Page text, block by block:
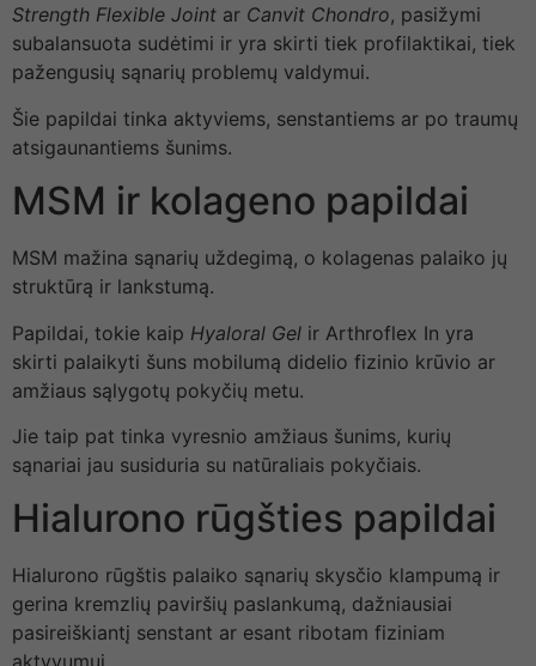
Strength Flexible Joint ar Canvit Chondro, pasižymi
subalansuota sudėtimi ir yra skirti tiek profilaktikai, tiek
pažengusių sąnarių problemų valdymui.
Šie papildai tinka aktyviems, senstantiems ar po traumų
atsigaunantiems šunims.
MSM ir kolageno papildai
MSM mažina sąnarių uždegimą, o kolagenas palaiko jų
struktūrą ir lankstumą.
Papildai, tokie kaip Hyaloral Gel ir Arthroflex In yra
skirti palaikyti šuns mobilumą didelio fizinio krūvio ar
amžiaus sąlygotų pokyčių metu.
Jie taip pat tinka vyresnio amžiaus šunims, kurių
sąnariai jau susiduria su natūraliais pokyčiais.
Hialurono rūgšties papildai
Hialurono rūgštis palaiko sąnarių skysčio klampumą ir
gerina kremzlių paviršių paslankumą, dažniausiai
pasireiškiantį senstant ar esant ribotam fiziniam